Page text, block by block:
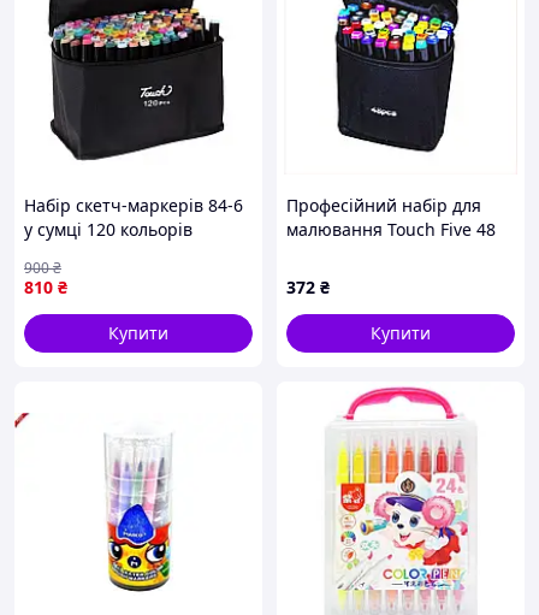
Набір скетч-маркерів 84-6
у сумці 120 кольорів
810 ₴
900₴
Купити
Професійний набір для
малювання Touch Five 48
372 ₴
Купити